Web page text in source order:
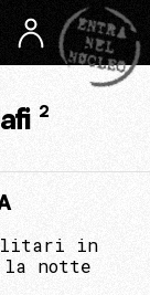
2
in
la notte